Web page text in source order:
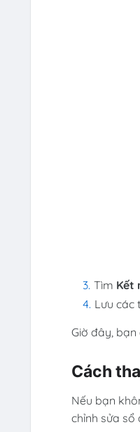
Tìm Kết
Lưu các
Giờ đây, bạn
Cách
Nếu bạn
chỉnh sửa sổ